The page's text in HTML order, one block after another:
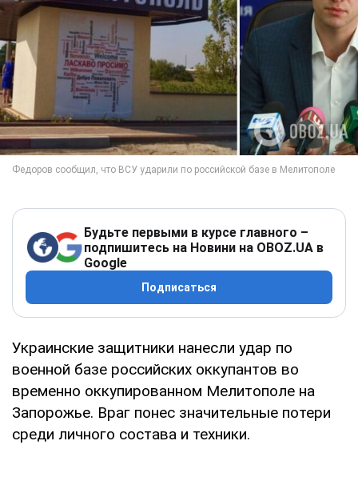
Будьте первыми в курсе главного –
подпишитесь на Новини на OBOZ.UA в
Google
Подписаться
Украинские защитники нанесли удар по
военной базе российских оккупантов во
временно оккупированном Мелитополе на
Запорожье. Враг понес значительные потери
среди личного состава и техники.